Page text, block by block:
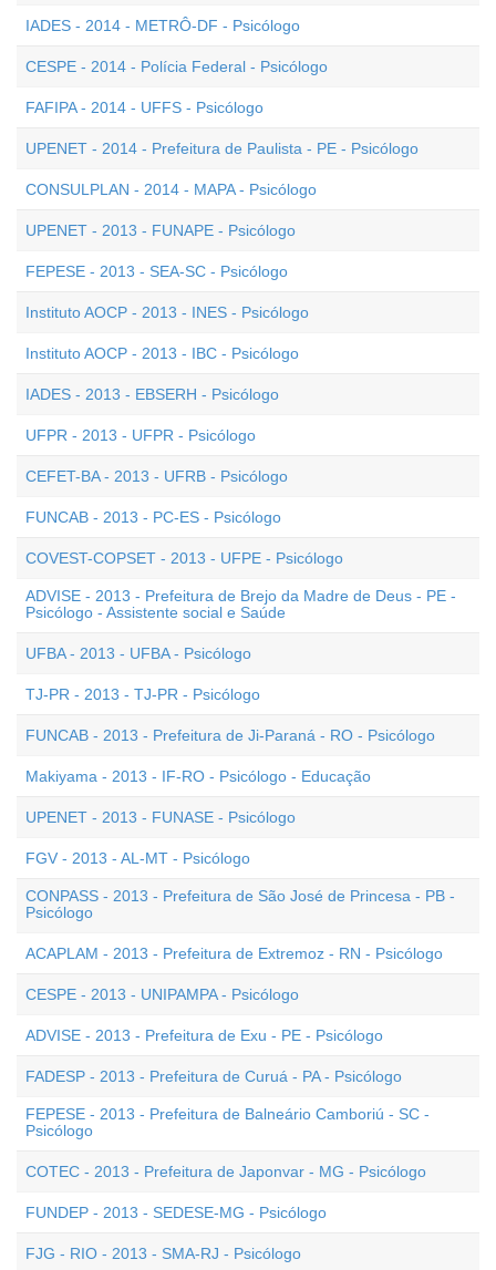
IADES - 2014 - METRÔ-DF - Psicólogo
CESPE - 2014 - Polícia Federal - Psicólogo
FAFIPA - 2014 - UFFS - Psicólogo
UPENET - 2014 - Prefeitura de Paulista - PE - Psicólogo
CONSULPLAN - 2014 - MAPA - Psicólogo
UPENET - 2013 - FUNAPE - Psicólogo
FEPESE - 2013 - SEA-SC - Psicólogo
Instituto AOCP - 2013 - INES - Psicólogo
Instituto AOCP - 2013 - IBC - Psicólogo
IADES - 2013 - EBSERH - Psicólogo
UFPR - 2013 - UFPR - Psicólogo
CEFET-BA - 2013 - UFRB - Psicólogo
FUNCAB - 2013 - PC-ES - Psicólogo
COVEST-COPSET - 2013 - UFPE - Psicólogo
ADVISE - 2013 - Prefeitura de Brejo da Madre de Deus - PE -
Psicólogo - Assistente social e Saúde
UFBA - 2013 - UFBA - Psicólogo
TJ-PR - 2013 - TJ-PR - Psicólogo
FUNCAB - 2013 - Prefeitura de Ji-Paraná - RO - Psicólogo
Makiyama - 2013 - IF-RO - Psicólogo - Educação
UPENET - 2013 - FUNASE - Psicólogo
FGV - 2013 - AL-MT - Psicólogo
CONPASS - 2013 - Prefeitura de São José de Princesa - PB -
Psicólogo
ACAPLAM - 2013 - Prefeitura de Extremoz - RN - Psicólogo
CESPE - 2013 - UNIPAMPA - Psicólogo
ADVISE - 2013 - Prefeitura de Exu - PE - Psicólogo
FADESP - 2013 - Prefeitura de Curuá - PA - Psicólogo
FEPESE - 2013 - Prefeitura de Balneário Camboriú - SC -
Psicólogo
COTEC - 2013 - Prefeitura de Japonvar - MG - Psicólogo
FUNDEP - 2013 - SEDESE-MG - Psicólogo
FJG - RIO - 2013 - SMA-RJ - Psicólogo